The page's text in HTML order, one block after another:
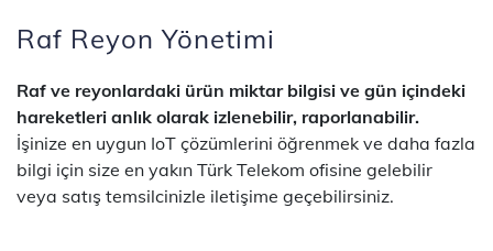
Raf Reyon Yönetimi
Raf ve reyonlardaki ürün miktar bilgisi ve gün içindeki
hareketleri anlık olarak izlenebilir, raporlanabilir.
İşinize en uygun IoT çözümlerini öğrenmek ve daha fazla
bilgi için size en yakın Türk Telekom ofisine gelebilir
veya satış temsilcinizle iletişime geçebilirsiniz.